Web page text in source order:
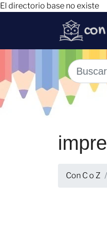
El directorio base no existe
Con C o Z